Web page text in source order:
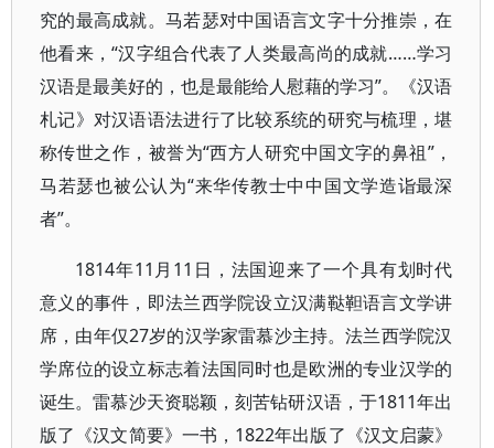
究的最高成就。马若瑟对中国语言文字十分推崇，在
他看来，“汉字组合代表了人类最高尚的成就……学习
汉语是最美好的，也是最能给人慰藉的学习”。《汉语
札记》对汉语语法进行了比较系统的研究与梳理，堪
称传世之作，被誉为“西方人研究中国文字的鼻祖”，
马若瑟也被公认为“来华传教士中中国文学造诣最深
者”。
1814年11月11日，法国迎来了一个具有划时代
意义的事件，即法兰西学院设立汉满鞑靼语言文学讲
席，由年仅27岁的汉学家雷慕沙主持。法兰西学院汉
学席位的设立标志着法国同时也是欧洲的专业汉学的
诞生。雷慕沙天资聪颖，刻苦钻研汉语，于1811年出
版了《汉文简要》一书，1822年出版了《汉文启蒙》